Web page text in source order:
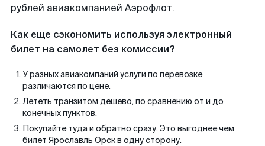
рублей авиакомпанией Аэрофлот.
Как еще сэкономить используя электронный
билет на самолет без комиссии?
У разных авиакомпаний услуги по перевозке
различаются по цене.
Лететь транзитом дешево, по сравнению от и до
конечных пунктов.
Покупайте туда и обратно сразу. Это выгоднее чем
билет Ярославль Орск в одну сторону.